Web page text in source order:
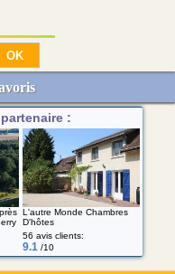
:
L'autre Monde Chambres
D'hôtes
56 avis clients:
9.1 /10